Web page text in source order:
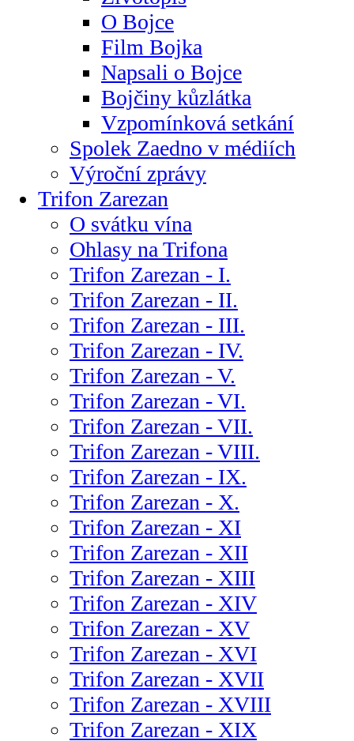
O Bojce
Film Bojka
Napsali o Bojce
Bojčiny kůzlátka
Vzpomínková setkání
Spolek Zaedno v médiích
Výroční zprávy
Trifon Zarezan
O svátku vína
Ohlasy na Trifona
Trifon Zarezan - I.
Trifon Zarezan - II.
Trifon Zarezan - III.
Trifon Zarezan - IV.
Trifon Zarezan - V.
Trifon Zarezan - VI.
Trifon Zarezan - VII.
Trifon Zarezan - VIII.
Trifon Zarezan - IX.
Trifon Zarezan - X.
Trifon Zarezan - XI
Trifon Zarezan - XII
Trifon Zarezan - XIII
Trifon Zarezan - XIV
Trifon Zarezan - XV
Trifon Zarezan - XVI
Trifon Zarezan - XVII
Trifon Zarezan - XVIII
Trifon Zarezan - XIX